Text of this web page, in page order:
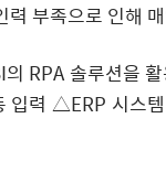
부족으로 인해
RPA 솔루션을
력 △ERP 시스